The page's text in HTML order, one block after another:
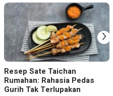
Resep Sate Taichan
Rumahan: Rahasia Pedas
Gurih Tak Terlupakan
›